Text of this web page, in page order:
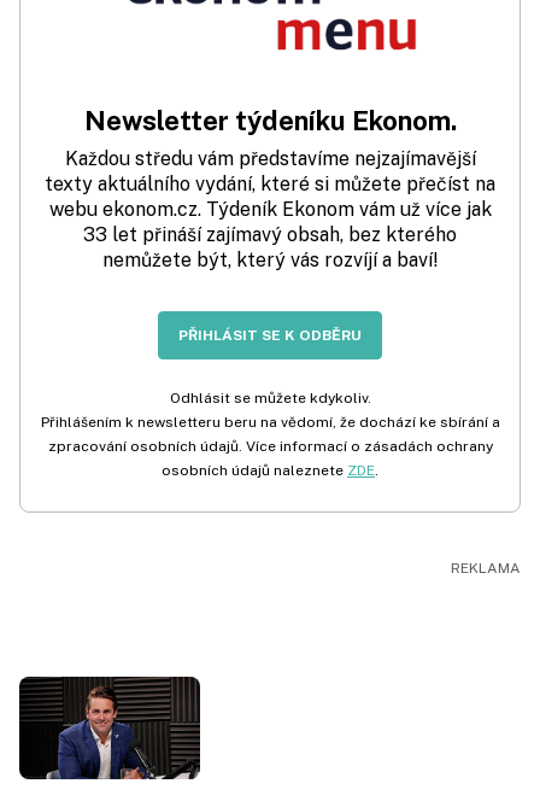
Newsletter týdeníku Ekonom.
Každou středu vám představíme nejzajímavější
texty aktuálního vydání, které si můžete přečíst na
webu ekonom.cz. Týdeník Ekonom vám už více jak
33 let přináší zajímavý obsah, bez kterého
nemůžete být, který vás rozvíjí a baví!
PŘIHLÁSIT SE K ODBĚRU
Odhlásit se můžete kdykoliv.
Přihlášením k newsletteru beru na vědomí, že dochází ke sbírání a
zpracování osobních údajů. Více informací o zásadách ochrany
osobních údajů naleznete ZDE.